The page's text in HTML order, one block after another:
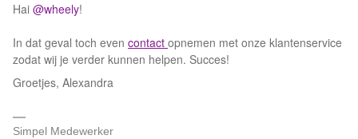
Hai @wheely!
In dat geval toch even contact opnemen met onze klantenservice
zodat wij je verder kunnen helpen. Succes!
Groetjes, Alexandra
Simpel Medewerker